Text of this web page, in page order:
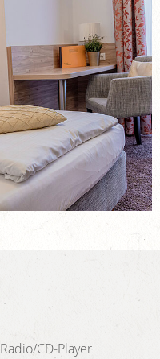
Radio/CD-Player